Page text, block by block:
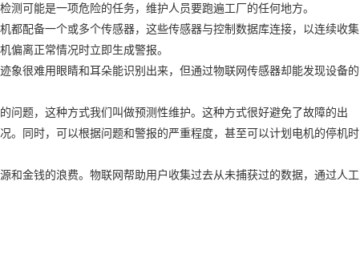
可能是一项危险的任务，维护人员要跑遍工厂的任何地方。
都配备一个或多个传感器，这些传感器与控制数据库连接，以连续收集
偏离正常情况时立即生成警报。
象很难用眼睛和耳朵能识别出来，但通过物联网传感器却能发现设备的
问题，这种方式我们叫做预测性维护。这种方式很好避免了故障的出
。同时，可以根据问题和警报的严重程度，甚至可以计划电机的停机时
和金钱的浪费。物联网帮助用户收集过去从未捕获过的数据，通过人工